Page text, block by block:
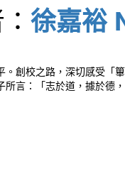
徐嘉裕
創校之路，深切感受
言：「志於道，據於德